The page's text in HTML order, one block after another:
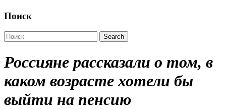
Поиск
Россияне рассказали о том, в
каком возрасте хотели бы
выйти на пенсию